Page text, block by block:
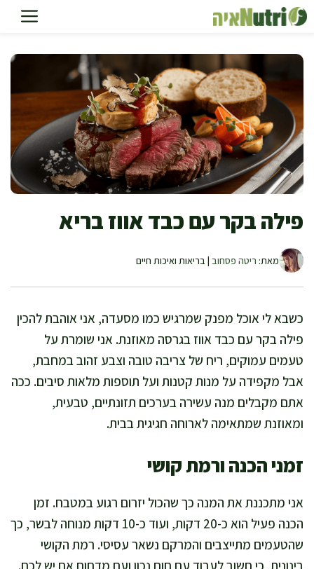
לדלג
לתוכן
פילה בקר עם כבד אווז בריא
מאת: ריטה פסחוב | בריאות ואיכות חיים
כשבא לי אוכל מפנק שמרגיש כמו מסעדה, אני אוהבת להכין
פילה בקר עם כבד אווז בגרסה מאוזנת. אני שומרת על
טעמים עמוקים, ריח של צריבה טובה וצבע זהוב במחבת,
אבל מקפידה על מנות קטנות ועל תוספות מלאות סיבים. ככה
אתם מקבלים מנה עשירה בערכים תזונתיים, טבעית,
ומאוזנת שמתאימה לארוחה חגיגית בבית.
זמני הכנה ורמת קושי
אני מתכננת את המנה כך שהכול יזרום רגוע במטבח. זמן
הכנה פעיל הוא כ-20 דקות, ועוד כ-10 דקות מנוחה לבשר, כך
שהטעמים מתייצבים והמרקם נשאר עסיסי. רמת הקושי
בינונית, כי חשוב לעבוד עם חום נכון ועם מדחום אם יש לכם.